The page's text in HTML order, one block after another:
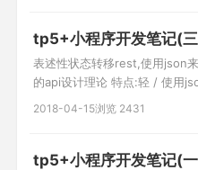
tp5+小程序开发笔记(
表述性状态转移rest,使用json
的api设计理论 特点:轻 / 使用
POST:创建 PUT:更新 GET:查
2018-04-15浏览 2431
tp5+小程序开发笔记(